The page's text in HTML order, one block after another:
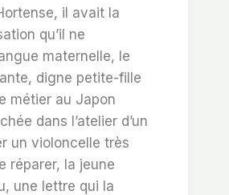
il avait la
qu’il ne
maternelle, le
digne petite-fille
métier au Japon
dans l’atelier d’un
un violoncelle très
réparer, la jeune
une lettre qui la